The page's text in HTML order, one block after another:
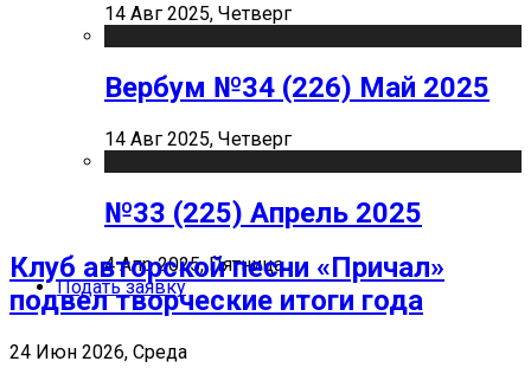
14 Авг 2025, Четверг
Вербум №34 (226) Май 2025
14 Авг 2025, Четверг
№33 (225) Апрель 2025
4 Апр 2025, Пятница
Подать заявку
Клуб авторской песни «Причал»
подвел творческие итоги года
24 Июн 2026, Среда